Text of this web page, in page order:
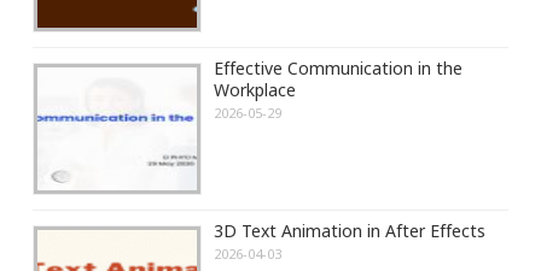
Effective Communication in the
Workplace
2026-05-29
3D Text Animation in After Effects
2026-04-03